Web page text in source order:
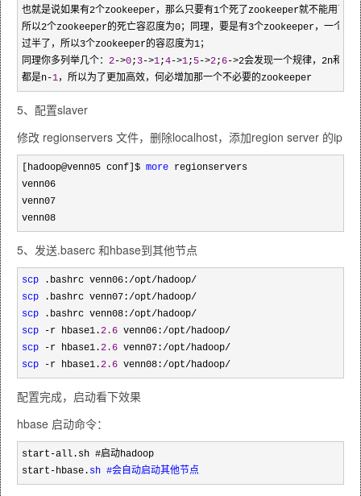
也就是说如果有2个zookeeper，那么只要有1个死了zookeeper就不能用了，
所以2个zookeeper的死亡容忍度为0；同理，要是有3个zookeeper，一个死
过半了，所以3个zookeeper的容忍度为1；
同理你多列举几个： 2->0; 3->1;4->1; 5->2; 6->2会发现一个规律，2n和
都是n-1，所以为了更加高效，何必增加那一个不必要的zookeeper
5、配置slaver
修改 regionservers 文件，删除localhost，添加region server 的ip
[hadoop@venn05 conf]$ more regionservers
venn06
venn07
venn08
5、发送.baserc 和hbase到其他节点
scp
scp
scp
scp -r hbase1.2.6
scp -r hbase1.2.6
scp -r hbase1.2.6 venn08:/opt/hadoop/
配置完成，启动看下效果
hbase 启动命令：
start-all.sh #启动hadoop
start-hbase. sh #会自动启动其他节点